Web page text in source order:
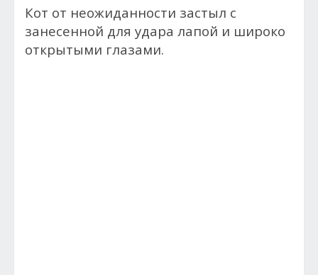
Кот от неожиданности застыл с
занесенной для удара лапой и широко
открытыми глазами.